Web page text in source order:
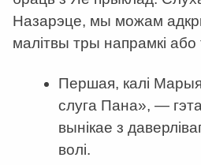
Назарэце, мы можам
малітвы тры напрамкі
Першая, калі
слуга Пана», —
вынікае з
волі.